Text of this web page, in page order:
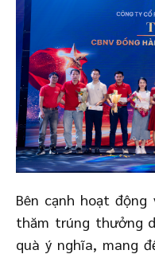
Bên cạnh hoạt
thăm trúng thưởng
quà ý nghĩa, mang